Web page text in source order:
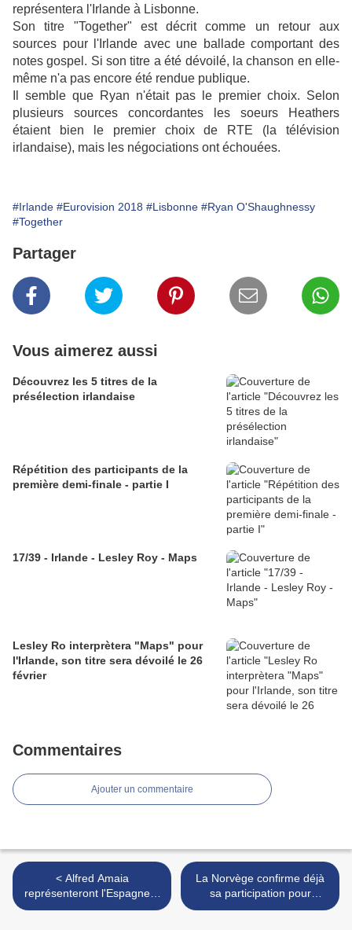
représentera l'Irlande à Lisbonne.
Son titre "Together" est décrit comme un retour aux
sources pour l'Irlande avec une ballade comportant des
notes gospel. Si son titre a été dévoilé, la chanson en elle-
même n'a pas encore été rendue publique.
Il semble que Ryan n'était pas le premier choix. Selon
plusieurs sources concordantes les soeurs Heathers
étaient bien le premier choix de RTE (la télévision
irlandaise), mais les négociations ont échouées.
#Irlande #Eurovision 2018 #Lisbonne #Ryan O'Shaughnessy
#Together
Partager
Vous aimerez aussi
Découvrez les 5 titres de la
présélection irlandaise
Répétition des participants de la
première demi-finale - partie I
17/39 - Irlande - Lesley Roy - Maps
Lesley Ro interprètera "Maps" pour
l'Irlande, son titre sera dévoilé le 26
février
Commentaires
Ajouter un commentaire
< Alfred Amaia
représenteront l'Espagne à
Lisbonne avec Tu canción
La Norvège confirme déjà
sa participation pour
l'Eurovision... 2019 >